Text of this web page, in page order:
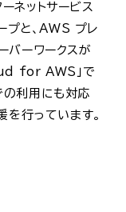
ネットサービス
プと、AWS プレ
バーワークスが
for AWS」で
の利用にも対応
行っています。